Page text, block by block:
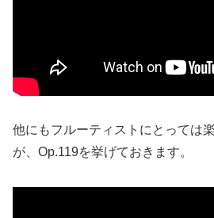
他にもフルーティストにとっては
が、Op.119を挙げておきます。